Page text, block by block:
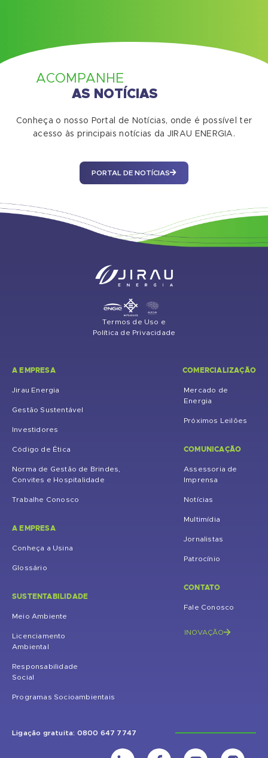
ACOMPANHE
AS NOTÍCIAS
Conheça o nosso Portal de Notícias, onde é possível ter
acesso às principais notícias da JIRAU ENERGIA.
PORTAL DE NOTÍCIAS
Termos de Uso e
Política de Privacidade
A EMPRESA
Jirau Energia
Gestão Sustentável
Investidores
Código de Ética
Norma de Gestão de Brindes,
Convites e Hospitalidade
Trabalhe Conosco
A EMPRESA
Conheça a Usina
Glossário
SUSTENTABILIDADE
Meio Ambiente
Licenciamento
Ambiental
Responsabilidade
Social
Programas Socioambientais
COMERCIALIZAÇÃO
Mercado de
Energia
Próximos Leilões
COMUNICAÇÃO
Assessoria de
Imprensa
Notícias
Multimídia
Jornalistas
Patrocínio
CONTATO
Fale Conosco
INOVAÇÃO
Ligação gratuita: 0800 647 7747